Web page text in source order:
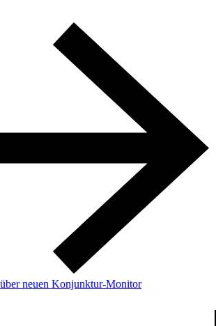
neuen Konjunktur-Monitor